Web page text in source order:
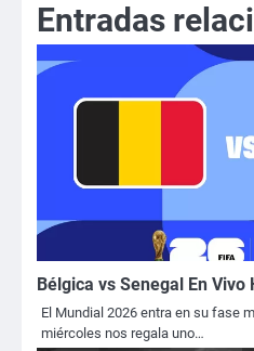
Entradas
Bélgica vs Senegal En
El Mundial 2026 entra en su fase
miércoles nos regala uno…